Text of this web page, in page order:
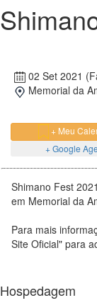
02 Set 2021
Memorial da
+ Meu
+ Google
Shimano Fest
em Memorial da
Para mais
Site Oficial" para
Hospedagem